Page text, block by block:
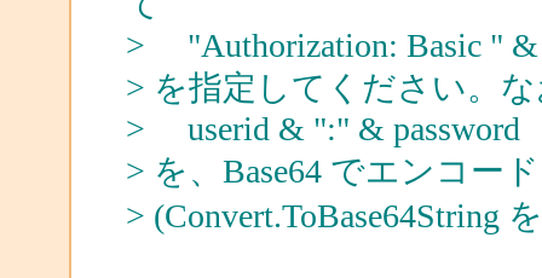
> "Authorization: Basic " &
> を指定してください。な
> userid & ":" & password
> を、Base64 でエンコー
> (Convert.ToBase64String